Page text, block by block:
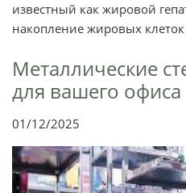
известный как жировой
накопление жировых
Металлические
для вашего офиса
01/12/2025